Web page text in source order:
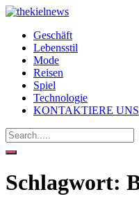
Geschäft
Lebensstil
Mode
Reisen
Spiel
Technologie
KONTAKTIERE UNS
Schlagwort: